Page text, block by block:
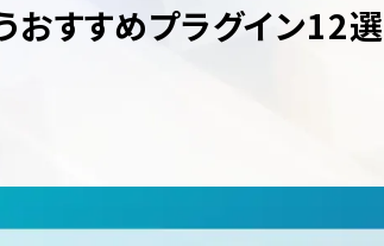
すすめプラグイン12選